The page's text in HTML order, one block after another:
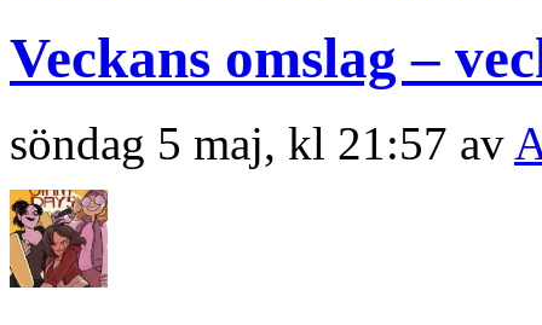
Veckans omslag –
söndag 5 maj, kl 21:57 av